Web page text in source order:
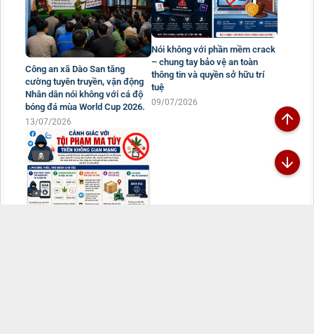
Công an xã Dào San tăng
cường tuyên truyền, vận động
Nhân dân nói không với cá độ
bóng đá mùa World Cup 2026.
13/07/2026
Nói không với phần mềm crack
– chung tay bảo vệ an toàn
thông tin và quyền sở hữu trí
tuệ
09/07/2026